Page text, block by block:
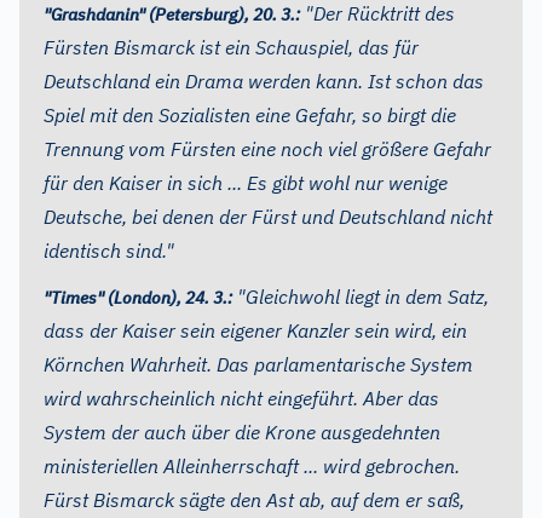
"Grashdanin" (Petersburg), 20. 3.:"Der Rücktritt des
Fürsten Bismarck ist ein Schauspiel, das für
Deutschland ein Drama werden kann. Ist schon das
Spiel mit den Sozialisten eine Gefahr, so birgt die
Trennung vom Fürsten eine noch viel größere Gefahr
für den Kaiser in sich ... Es gibt wohl nur wenige
Deutsche, bei denen der Fürst und Deutschland nicht
identisch sind."
"Times" (London), 24. 3.:"Gleichwohl liegt in dem Satz,
dass der Kaiser sein eigener Kanzler sein wird, ein
Körnchen Wahrheit. Das parlamentarische System
wird wahrscheinlich nicht eingeführt. Aber das
System der auch über die Krone ausgedehnten
ministeriellen Alleinherrschaft ... wird gebrochen.
Fürst Bismarck sägte den Ast ab, auf dem er saß,